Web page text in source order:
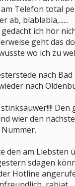
Telefon total
ab, blablabla,......
ich hör
geht das
wo ich zu
nach
nach
wier den
den am Liebsten
sdagen
Hotline